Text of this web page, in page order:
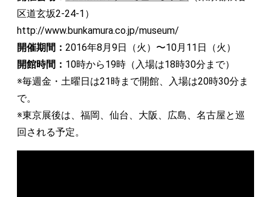
区道玄坂2-24-1）
http://www.bunkamura.co.jp/museum/
開催期間： 2016年8月9日（火）〜10月11日（火）
開館時間： 10時から19時（入場は18時30分まで）
※毎週金・土曜日は21時まで開館、入場は20時30分ま
で。
※東京展後は、福岡、仙台、大阪、広島、名古屋と巡
回される予定。